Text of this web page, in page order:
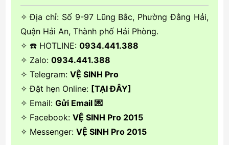
✧ Địa chỉ: Số 9-97 Lũng Bắc, Phường Đằng Hải,
Quận Hải An, Thành phố Hải Phòng.
✧ ☎️ HOTLINE: 0934.441.388
✧ Zalo: 0934.441.388
✧ Telegram: VỆ SINH Pro
✧ Đặt hẹn Online: [TẠI ĐÂY]
✧ Email: Gửi Email 💌
✧ Facebook: VỆ SINH Pro 2015
✧ Messenger: VỆ SINH Pro 2015